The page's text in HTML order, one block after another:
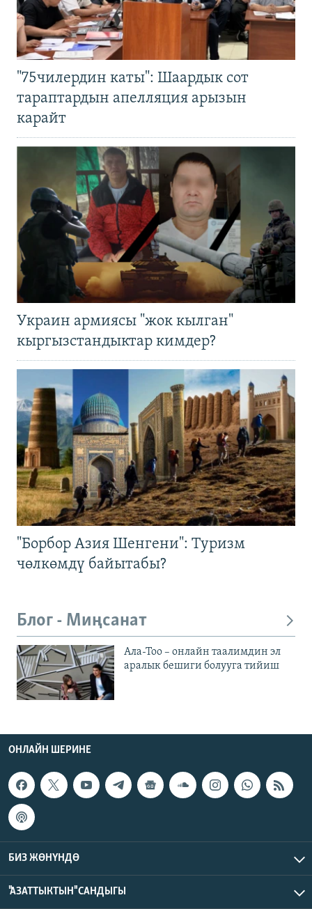
"75чилердин каты": Шаардык сот
тараптардын апелляция арызын
карайт
Украин армиясы "жок кылган"
кыргызстандыктар кимдер?
"Борбор Азия Шенгени": Туризм
чөлкөмдү байытабы?
Блог - Миңсанат
Ала-Тоо – онлайн таалимдин эл
аралык бешиги болууга тийиш
ОНЛАЙН ШЕРИНЕ
БИЗ ЖӨНҮНДӨ
"АЗАТТЫКТЫН" САНДЫГЫ